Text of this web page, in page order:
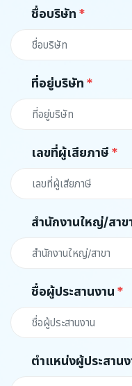
ชื่อบริษัท
ที่อยู่บริษัท
เลขที่ผู้เสียภาษี
สำนักงานใหญ่/สาข
ชื่อผู้ประสานงาน
ตำแหน่งผู้ประสานง